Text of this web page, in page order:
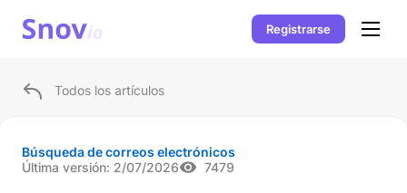
Registrarse
Todos los artículos
Búsqueda de correos electrónicos
Última versión: 2/07/2026 7479